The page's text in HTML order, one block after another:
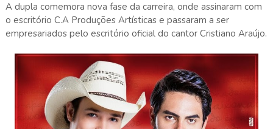
A dupla comemora nova fase da carreira, onde assinaram com
o escritório C.A Produções Artísticas e passaram a ser
empresariados pelo escritório oficial do cantor Cristiano Araújo.